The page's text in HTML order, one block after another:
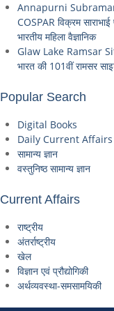
Annapurni
COSPAR विक्रम
भारतीय महिला वैज्ञानिक
Glaw Lake Ramsar
भारत की 101वीं रामसर
Popular Search
Digital Books
Daily Current Affairs
सामान्य ज्ञान
वस्तुनिष्ठ सामान्य ज्ञान
Current Affairs
राष्ट्रीय
अंतर्राष्ट्रीय
खेल
विज्ञान एवं प्रौद्योगिकी
अर्थव्यवस्था-समसामयिकी